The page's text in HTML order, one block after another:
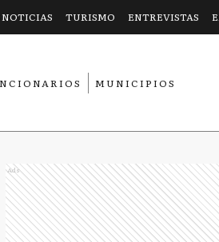
TURISMO ENTREVISTAS
MUNICIPIOS
Ads